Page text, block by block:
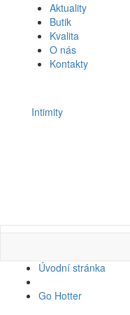
Aktuality
Butik
Kvalita
O nás
Kontakty
Intimity
Úvodní stránka
Go Hotter